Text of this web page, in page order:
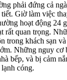
phải đứng cả
Giờ làm việc
hoạt động 24
rất quan trọng.
trong khách sạn
Những nguy cơ
bếp, và bị cảm
cóng.